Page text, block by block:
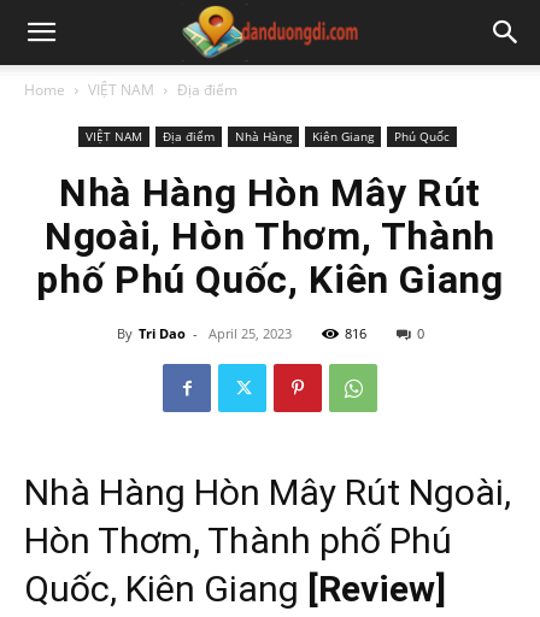
Home VIỆT NAM Địa điểm
VIỆT NAM Địa điểm Nhà Hàng Kiên Giang Phú Quốc
Nhà Hàng Hòn Mây Rút
Ngoài, Hòn Thơm, Thành
phố Phú Quốc, Kiên Giang
By Tri Dao - April 25, 2023 816 0
Nhà Hàng Hòn Mây Rút Ngoài,
Hòn Thơm, Thành phố Phú
Quốc, Kiên Giang [Review]